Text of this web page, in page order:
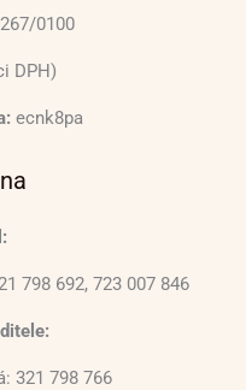
0100
DPH)
ecnk8pa
798 692, 723 007 846
321 798 766